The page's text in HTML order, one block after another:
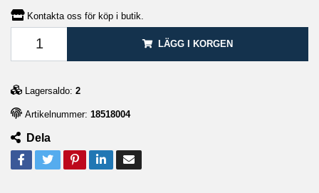
Kontakta oss för köp i butik.
LÄGG I KORGEN
Lagersaldo: 2
Artikelnummer: 18518004
Dela